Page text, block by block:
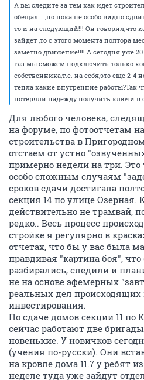
А вы следите за тем как идет
обещал....,но пока не особо видно
то и на следующий!!! Он говорил,что
зайдет ,то с этого момента полтора
заметно движение!!!! А сегодня уже
газ мы сможем подключить только
собственника,т.е. на себя,это еще 2-4
тепла какие внутренние работы?Так
потеряли надежду получить ключи в
Для любого человека,
на форуме, по фотоотчетам
строительства в
отстаем от устно
примерно недели на три.
особо сложным случаям
сроков сдачи достигала
секция 14 по улице Озерная.
действительно не трамвай,
редко.. Весь процесс
стройке я регулярно в
отчетах, что бы у вас была
правдивая "картина боя",
разбирались, следили и
не на основе эфемерных
реальных дел происходящих
инвестирования.
По сдаче домов секции 11 по
сейчас работают две
новенькие. У новичков
(учения по-русски). Они
на кровле дома 11.7 у ребят
неделе туда уже зайдут